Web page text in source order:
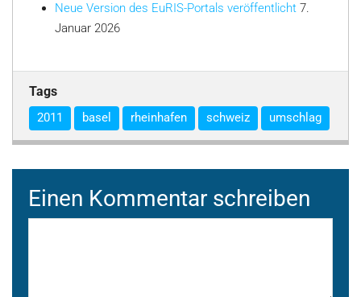
Neue Version des EuRIS-Portals veröffentlicht 7.
Januar 2026
Tags
2011 basel rheinhafen schweiz umschlag
Einen Kommentar schreiben